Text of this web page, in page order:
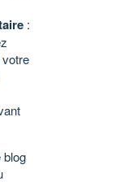
:
votre
blog